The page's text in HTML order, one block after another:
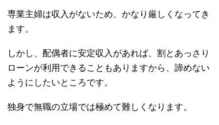
専業主婦は収入がないため、かなり厳しくなってき
ます。
しかし、配偶者に安定収入があれば、割とあっさり
ローンが利用できることもありますから、諦めない
ようにしたいところです。
独身で無職の立場では極めて難しくなります。